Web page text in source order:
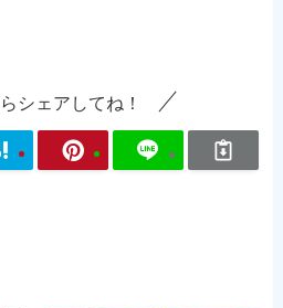
シェアしてね！